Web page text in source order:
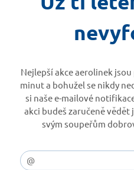
Nejlepší akce aerolinek
minut a bohužel se nikdy
si naše e-mailové
akci budeš zaručeně
svým soupeřům